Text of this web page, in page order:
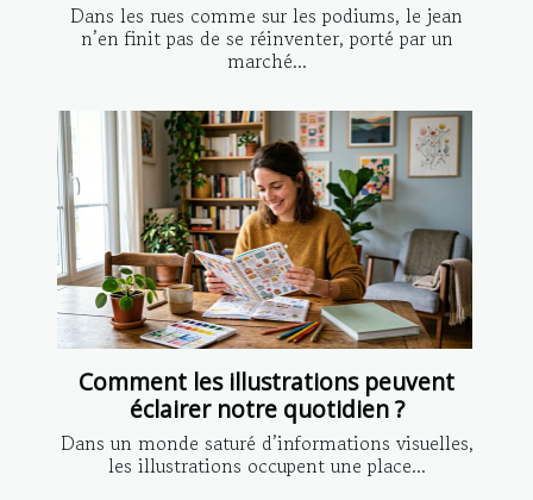
Dans les rues comme sur les podiums, le jean
n’en finit pas de se réinventer, porté par un
marché...
Comment les illustrations peuvent
éclairer notre quotidien ?
Dans un monde saturé d’informations visuelles,
les illustrations occupent une place...